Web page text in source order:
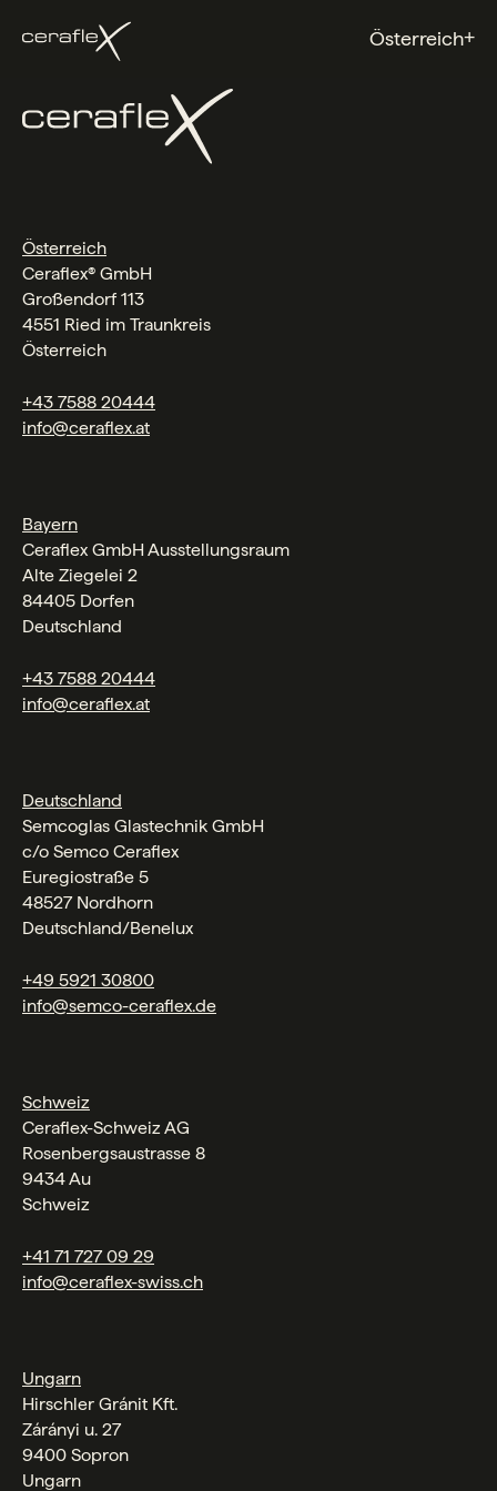
Österreich+
Österreich
Ceraflex® GmbH
Großendorf 113
4551 Ried im Traunkreis
Österreich
+43 7588 20444
info@ceraflex.at
Bayern
Ceraflex GmbH Ausstellungsraum
Alte Ziegelei 2
84405 Dorfen
Deutschland
+43 7588 20444
info@ceraflex.at
Deutschland
Semcoglas Glastechnik GmbH
c/o Semco Ceraflex
Euregiostraße 5
48527 Nordhorn
Deutschland/Benelux
+49 5921 30800
info@semco-ceraflex.de
Schweiz
Ceraflex-Schweiz AG
Rosenbergsaustrasse 8
9434 Au
Schweiz
+41 71 727 09 29
info@ceraflex-swiss.ch
Ungarn
Hirschler Gránit Kft.
Zárányi u. 27
9400 Sopron
Ungarn